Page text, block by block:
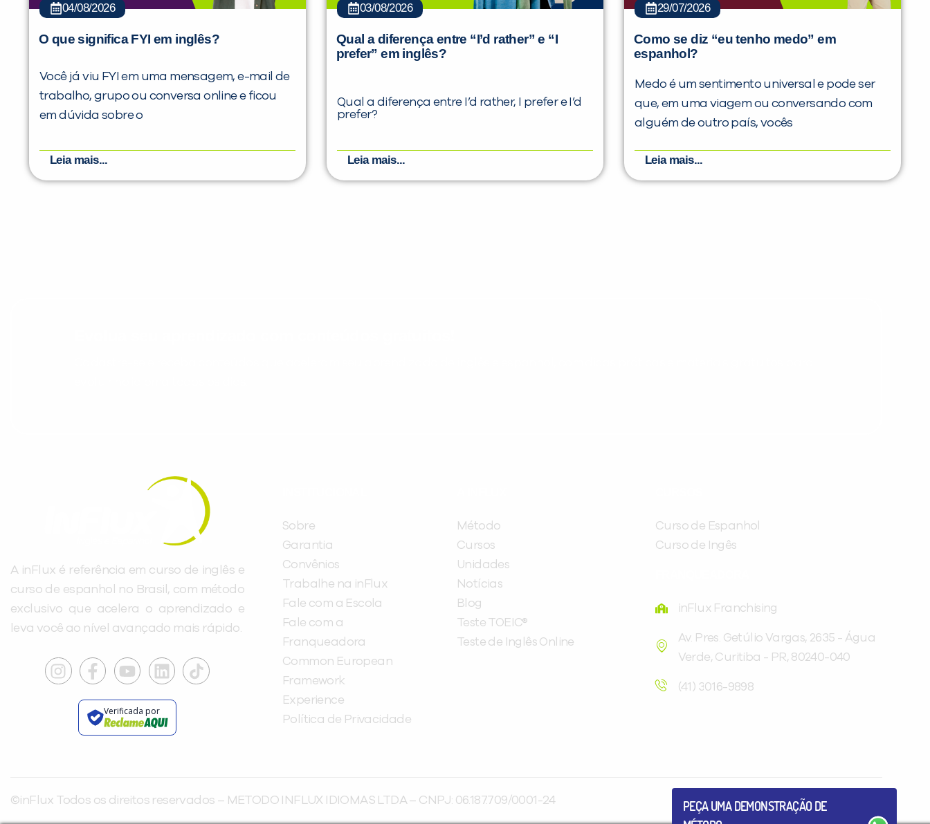
04/08/2026
O que significa FYI em inglês?
Você já viu FYI em uma mensagem, e-mail de
trabalho, grupo ou conversa online e ficou
em dúvida sobre o
Leia mais...
03/08/2026
Qual a diferença entre “I’d rather” e “I
prefer” em inglês?
Qual a diferença entre I’d rather, I prefer e I’d
prefer?
Leia mais...
29/07/2026
Como se diz “eu tenho medo” em
espanhol?
Medo é um sentimento universal e pode ser
que, em uma viagem ou conversando com
alguém de outro país, vocês
Leia mais...
A inFlux é referência em curso de inglês e
curso de espanhol no Brasil, com método
exclusivo que acelera o aprendizado e
leva você ao nível avançado mais rápido.
Verificada por
Sobre
Garantia
Convênios
Trabalhe na inFlux
Fale com a Escola
Fale com a
Franqueadora
Common European
Framework
Experience
Política de Privacidade
Método
Cursos
Unidades
Notícias
Blog
Teste TOEIC®
Teste de Inglês Online
Curso de Espanhol
Curso de Ingês
inFlux Franchising
Av. Pres. Getúlio Vargas, 2635 - Água
Verde, Curitiba - PR, 80240-040
(41) 3016-9898
©inFlux Todos os direitos reservados – METODO INFLUX IDIOMAS LTDA – CNPJ: 06.187.709/0001-24
PEÇA UMA DEMONSTRAÇÃO DE
PEÇA UMA DEMONSTRAÇÃO DE MÉTODO
Você é aluno inFlux?
Sim